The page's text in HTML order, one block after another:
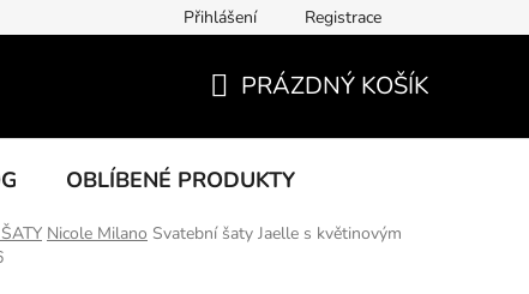
Přihlášení Registrace
KOŠÍK
PRÁZDNÝ KOŠÍK
OBLÍBENÉ PRODUKTY
Nicole Milano Svatební šaty Jaelle s květinovým